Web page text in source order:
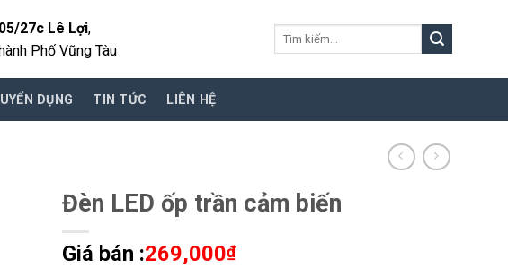
27c Lê Lợi,
Phố Vũng Tàu
Tìm
DỤNG TIN TỨC LIÊN HỆ
Đèn LED ốp trần cảm biến
Giá bán :269,000₫